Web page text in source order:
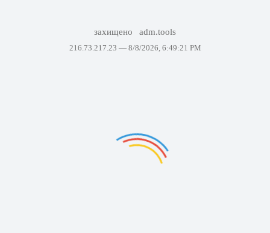
захищено adm.tools
216.73.217.23 — 8/8/2026, 6:49:21 PM